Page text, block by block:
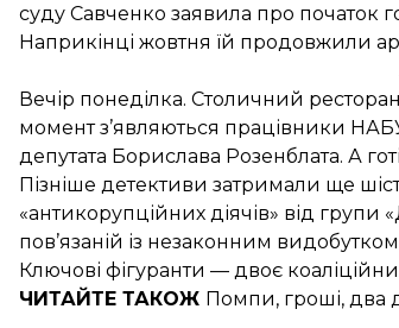
суду Савченко заявила про початок
Наприкінці жовтня їй продовжили
Вечір понеділка. Столичний
момент з’являються працівники
депутата Борислава Розенблата. А
Пізніше детективи затримали ще
«антикорупційних діячів» від групи
пов’язаній із незаконним
Ключові фігуранти — двоє
ЧИТАЙТЕ ТАКОЖ Помпи, гроші, два